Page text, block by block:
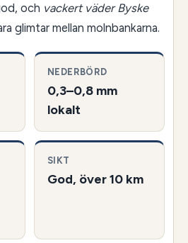
och vackert väder Byske
glimtar mellan molnbankarna.
NEDERBÖRD
0,3–0,8 mm
lokalt
SIKT
God, över 10 km